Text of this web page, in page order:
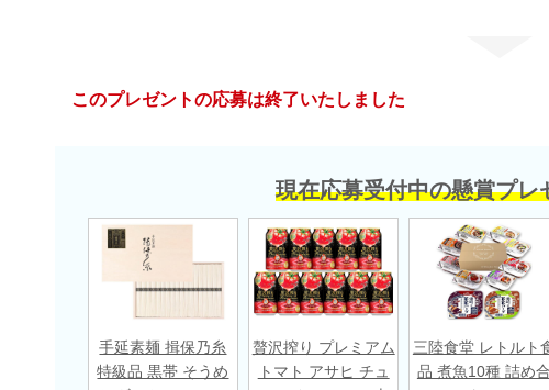
このプレゼントの応募は終了いたしました
現在応募受付中の懸賞プレ
手延素麺 揖保乃糸
特級品 黒帯 そうめ
贅沢搾り プレミアム
トマト アサヒ チュ
三陸食堂 レトルト
品 煮魚10種 詰め合